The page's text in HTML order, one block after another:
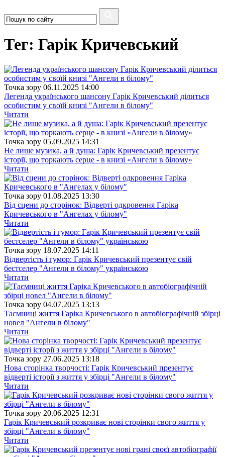
Тег: Гарік Кричевський
Точка зору 06.11.2025 14:00
Легенда українського шансону Гарік Кричевський ділиться
особистим у своїй книзі "Ангели в білому"
Читати
Точка зору 05.09.2025 14:31
Не лише музика, а й душа: Гарік Кричевський презентує
історії, що торкають серце - в книзі «Ангели в білому»
Читати
Точка зору 01.08.2025 13:30
Від сцени до сторінок: Відверті одкровення Гаріка
Кричевського в "Ангелах у білому"
Читати
Точка зору 18.07.2025 14:11
Відвертість і гумор: Гарік Кричевський презентує свій
бестселер "Ангели в білому" українською
Читати
Точка зору 04.07.2025 13:13
Таємниці життя Гаріка Кричевського в автобіографічній збірці
новел "Ангели в білому"
Читати
Точка зору 27.06.2025 13:18
Нова сторінка творчості: Гарік Кричевський презентує
відверті історії з життя у збірці "Ангели в білому"
Читати
Точка зору 20.06.2025 12:31
Гарік Кричевський розкриває нові сторінки свого життя у
збірці "Ангели в білому"
Читати